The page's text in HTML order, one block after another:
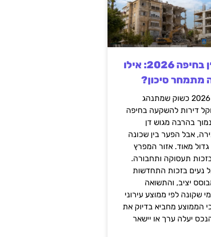
השקעה בנדל״ן בחיפה 2026: אילו
מתמחר סיכון?
חיפה נכנסה לשנת 2026 כשוק שמתנהג
דירות להשקעה בחיפה
בהרבה מגוש דן
אבל הפער בין שכונה
מאוד. אזור המפרץ
תעסוקה ותחבורה.
נעים בזכות התחדשות
יציב, והתשואה
שקונה לפי ממוצע עירוני
הממוצע מחביא בדיוק את
יעלה ערך או יישאר